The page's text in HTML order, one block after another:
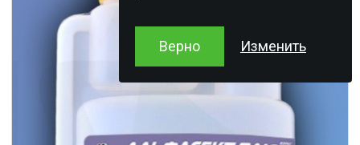
Верно Изменить